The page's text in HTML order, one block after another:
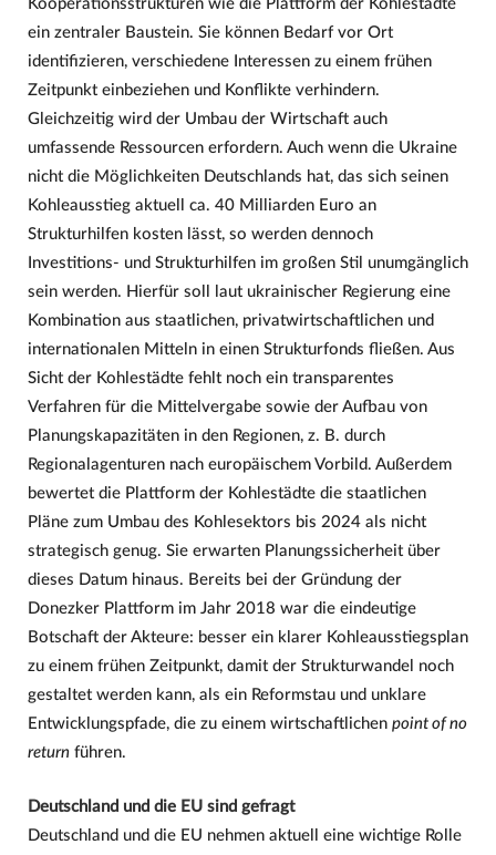
Kooperationsstrukturen wie die Plattform der Kohlestädte
ein zentraler Baustein. Sie können Bedarf vor Ort
identifizieren, verschiedene Interessen zu einem frühen
Zeitpunkt einbeziehen und Konflikte verhindern.
Gleichzeitig wird der Umbau der Wirtschaft auch
umfassende Ressourcen erfordern. Auch wenn die Ukraine
nicht die Möglichkeiten Deutschlands hat, das sich seinen
Kohleausstieg aktuell ca. 40 Milliarden Euro an
Strukturhilfen kosten lässt, so werden dennoch
Investitions- und Strukturhilfen im großen Stil unumgänglich
sein werden. Hierfür soll laut ukrainischer Regierung eine
Kombination aus staatlichen, privatwirtschaftlichen und
internationalen Mitteln in einen Strukturfonds fließen. Aus
Sicht der Kohlestädte fehlt noch ein transparentes
Verfahren für die Mittelvergabe sowie der Aufbau von
Planungskapazitäten in den Regionen, z. B. durch
Regionalagenturen nach europäischem Vorbild. Außerdem
bewertet die Plattform der Kohlestädte die staatlichen
Pläne zum Umbau des Kohlesektors bis 2024 als nicht
strategisch genug. Sie erwarten Planungssicherheit über
dieses Datum hinaus. Bereits bei der Gründung der
Donezker Plattform im Jahr 2018 war die eindeutige
Botschaft der Akteure: besser ein klarer Kohleausstiegsplan
zu einem frühen Zeitpunkt, damit der Strukturwandel noch
gestaltet werden kann, als ein Reformstau und unklare
Entwicklungspfade, die zu einem wirtschaftlichen point of no
returnführen.
Deutschland und die EU sind gefragt
Deutschland und die EU nehmen aktuell eine wichtige Rolle